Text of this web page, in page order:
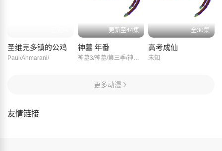
圣维克多镇的公鸡
Paul/Ahmarani/
更新至44集
神墓 年番
神墓3/神墓/第三季/神墓/重制版/Tomb/of/Fallen/Gods/Ⅲ/神墓/年番/
全30集
高考成仙
未知
更多动漫
友情链接